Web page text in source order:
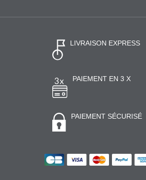
LIVRAISON EXPRESS
PAIEMENT EN 3 X
PAIEMENT SÉCURISÉ